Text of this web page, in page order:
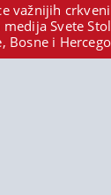
važnijih
Svete
Bosne i